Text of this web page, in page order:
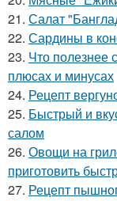
21. Салат
22. Сардины в
23. Что полезнее
плюсах и минусах
24. Рецепт
25. Быстрый и
салом
26. Овощи на
приготовить
27. Рецепт